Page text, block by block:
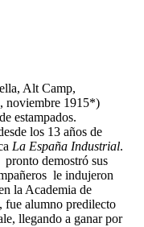
Alt Camp,
noviembre 1915*)
estampados.
los 13 años de
La España Industrial.
demostró sus
le indujeron
la Academia de
, fue alumno predilecto
llegando a ganar por